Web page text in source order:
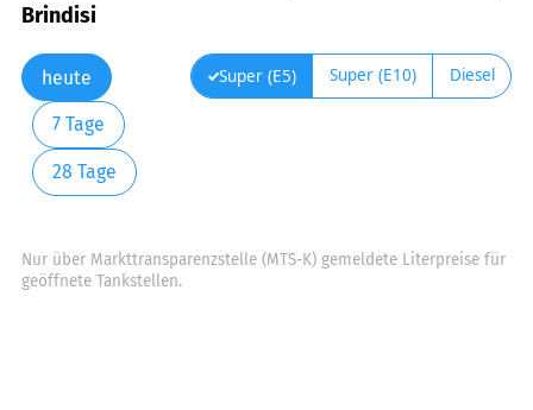
Brindisi
heute
7 Tage
28 Tage
Super (E5) Super (E10) Diesel
Nur über Markttransparenzstelle (MTS-K) gemeldete Literpreise für
geöffnete Tankstellen.